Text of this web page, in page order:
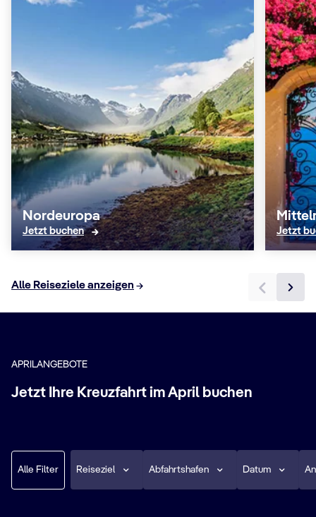
Nordeuropa
Jetzt buchen Jetzt
Alle Reiseziele anzeigen
APRILANGEBOTE
Jetzt Ihre Kreuzfahrt im April buchen
Reiseziel Abfahrtshafen Datum
Alle Filter